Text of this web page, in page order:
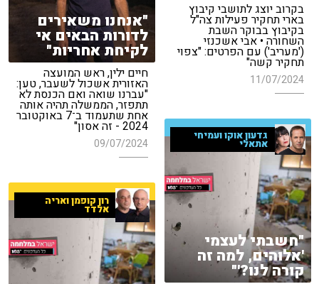
בקרוב יוצג לתושבי קיבוץ
בארי תחקיר פעילות צה"ל
בקיבוץ בבוקר השבת
השחורה • אבי אשכנזי
('מעריב') עם הפרטים: "צפוי
תחקיר קשה"
11/07/2024
"אנחנו משאירים
לדורות הבאים אי
לקיחת אחריות"
חיים ילין, ראש המועצה
האזורית אשכול לשעבר, טען:
"עברנו שואה ואם הכנסת לא
תתפזר, הממשלה תהיה אותה
אחת שתעמוד ב־7 באוקטובר
2024 - זה אסון"
09/07/2024
גדעון אוקו ועמיחי
אתאלי
"חשבתי לעצמי
'אלוהים, למה זה
קורה לנו?'"
רון קופמן ואריה
אלדד